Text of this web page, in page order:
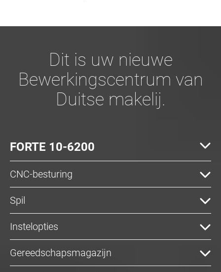
Dit is uw nieuwe
Bewerkingscentrum van
Duitse makelij.
FORTE 10-6200
CNC-besturing
Spil
Instelopties
Gereedschapsmagazijn